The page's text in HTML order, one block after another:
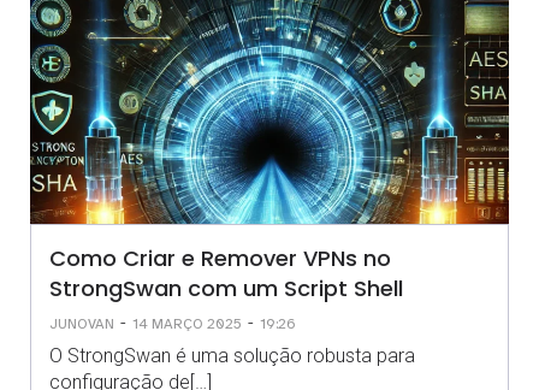
Como Criar e Remover VPNs no
StrongSwan com um Script Shell
JUNOVAN - 14 MARÇO 2025 - 19:26
O StrongSwan é uma solução robusta para
configuração de[…]